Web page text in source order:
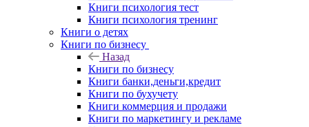
Книги психология тест
Книги психология тренинг
Книги о детях
Книги по бизнесу
Назад
Книги по бизнесу
Книги банки,деньги,кредит
Книги по бухучету
Книги коммерция и продажи
Книги по маркетингу и рекламе